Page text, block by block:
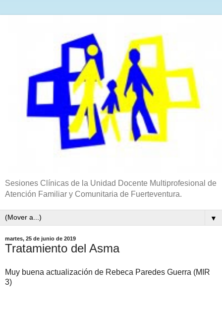
Sesiones Clínicas de la Unidad Docente Multiprofesional de
Atención Familiar y Comunitaria de Fuerteventura.
▼
martes, 25 de junio de 2019
Tratamiento del Asma
Muy buena actualización de Rebeca Paredes Guerra (MIR
3)